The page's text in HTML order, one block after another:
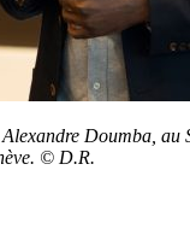
Doumba, au
© D.R.